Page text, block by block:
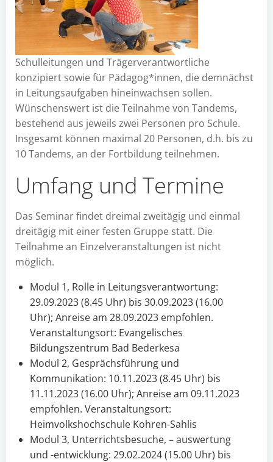
Schulleitungen und Trägerverantwortliche
konzipiert sowie für Pädagog*innen, die demnächst
in Leitungsaufgaben hineinwachsen sollen.
Wünschenswert ist die Teilnahme von Tandems,
bestehend aus jeweils zwei Personen pro Schule.
Insgesamt können maximal 20 Personen, d.h. bis zu
10 Tandems, an der Fortbildung teilnehmen.
Umfang und Termine
Das Seminar findet dreimal zweitägig und einmal
dreitägig mit einer festen Gruppe statt. Die
Teilnahme an Einzelveranstaltungen ist nicht
möglich.
Modul 1, Rolle in Leitungsverantwortung:
29.09.2023 (8.45 Uhr) bis 30.09.2023 (16.00
Uhr); Anreise am 28.09.2023 empfohlen.
Veranstaltungsort: Evangelisches
Bildungszentrum Bad Bederkesa
Modul 2, Gesprächsführung und
Kommunikation: 10.11.2023 (8.45 Uhr) bis
11.11.2023 (16.00 Uhr); Anreise am 09.11.2023
empfohlen. Veranstaltungsort:
Heimvolkshochschule Kohren-Sahlis
Modul 3, Unterrichtsbesuche, – auswertung
und -entwicklung: 29.02.2024 (15.00 Uhr) bis